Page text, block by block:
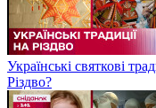
Українські святкові
Різдво?